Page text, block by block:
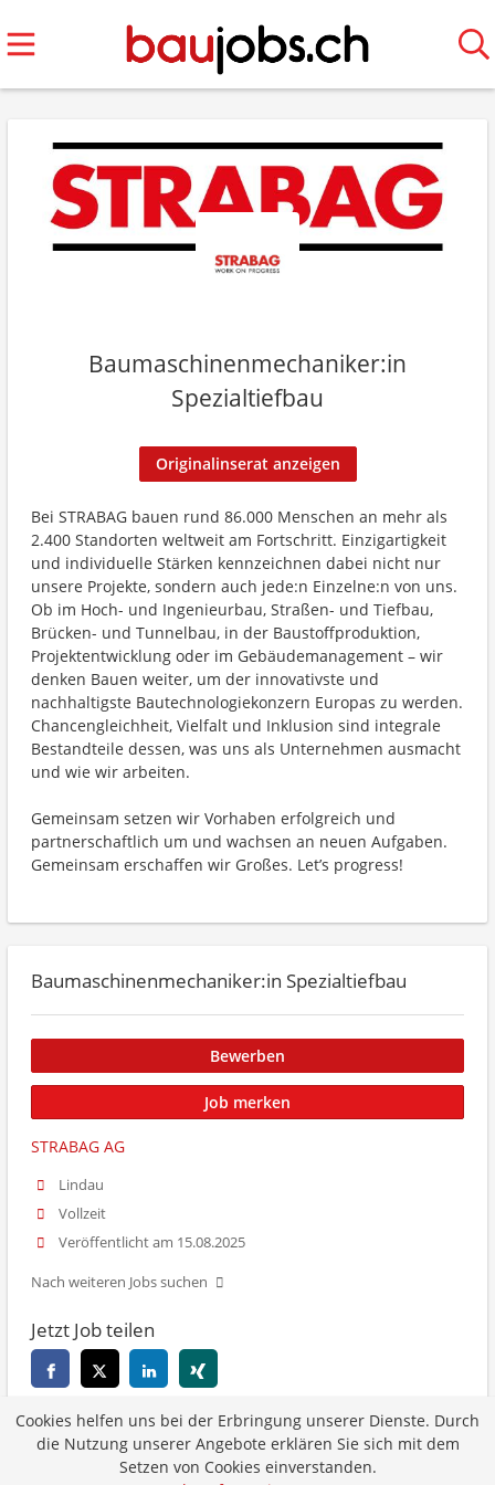
Baumaschinenmechaniker:in
Spezialtiefbau
Originalinserat anzeigen
Bei STRABAG bauen rund 86.000 Menschen an mehr als
2.400 Standorten weltweit am Fortschritt. Einzigartigkeit
und individuelle Stärken kennzeichnen dabei nicht nur
unsere Projekte, sondern auch jede:n Einzelne:n von uns.
Ob im Hoch- und Ingenieurbau, Straßen- und Tiefbau,
Brücken- und Tunnelbau, in der Baustoffproduktion,
Projektentwicklung oder im Gebäudemanagement – wir
denken Bauen weiter, um der innovativste und
nachhaltigste Bautechnologiekonzern Europas zu werden.
Chancengleichheit, Vielfalt und Inklusion sind integrale
Bestandteile dessen, was uns als Unternehmen ausmacht
und wie wir arbeiten.
Gemeinsam setzen wir Vorhaben erfolgreich und
partnerschaftlich um und wachsen an neuen Aufgaben.
Gemeinsam erschaffen wir Großes. Let’s progress!
Baumaschinenmechaniker:in Spezialtiefbau
Bewerben
Job merken
STRABAG AG
Lindau
Vollzeit
Veröffentlicht am 15.08.2025
Nach weiteren Jobs suchen
Jetzt Job teilen
Zurück
Cookies helfen uns bei der Erbringung unserer Dienste. Durch
die Nutzung unserer Angebote erklären Sie sich mit dem
Setzen von Cookies einverstanden.